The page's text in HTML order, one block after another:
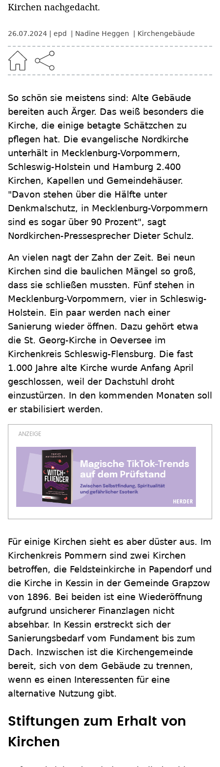
Kirchen nachgedacht.
26.07.2024 epd Nadine Heggen Kirchengebäude
So schön sie meistens sind: Alte Gebäude
bereiten auch Ärger. Das weiß besonders die
Kirche, die einige betagte Schätzchen zu
pflegen hat. Die evangelische Nordkirche
unterhält in Mecklenburg-Vorpommern,
Schleswig-Holstein und Hamburg 2.400
Kirchen, Kapellen und Gemeindehäuser.
"Davon stehen über die Hälfte unter
Denkmalschutz, in Mecklenburg-Vorpommern
sind es sogar über 90 Prozent", sagt
Nordkirchen-Pressesprecher Dieter Schulz.
An vielen nagt der Zahn der Zeit. Bei neun
Kirchen sind die baulichen Mängel so groß,
dass sie schließen mussten. Fünf stehen in
Mecklenburg-Vorpommern, vier in Schleswig-
Holstein. Ein paar werden nach einer
Sanierung wieder öffnen. Dazu gehört etwa
die St. Georg-Kirche in Oeversee im
Kirchenkreis Schleswig-Flensburg. Die fast
1.000 Jahre alte Kirche wurde Anfang April
geschlossen, weil der Dachstuhl droht
einzustürzen. In den kommenden Monaten soll
er stabilisiert werden.
Für einige Kirchen sieht es aber düster aus. Im
Kirchenkreis Pommern sind zwei Kirchen
betroffen, die Feldsteinkirche in Papendorf und
die Kirche in Kessin in der Gemeinde Grapzow
von 1896. Bei beiden ist eine Wiederöffnung
aufgrund unsicherer Finanzlagen nicht
absehbar. In Kessin erstreckt sich der
Sanierungsbedarf vom Fundament bis zum
Dach. Inzwischen ist die Kirchengemeinde
bereit, sich von dem Gebäude zu trennen,
wenn es einen Interessenten für eine
alternative Nutzung gibt.
Stiftungen zum Erhalt von
Kirchen